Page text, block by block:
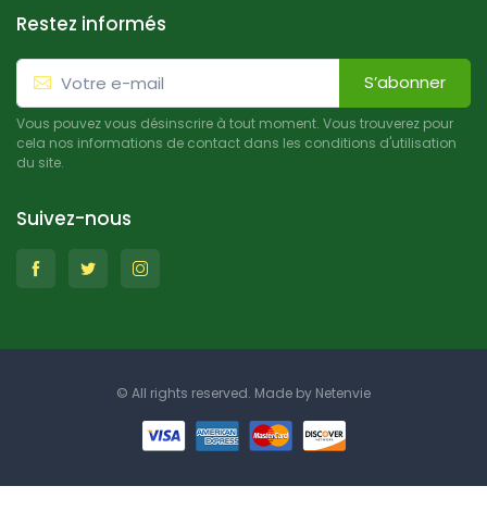
Restez informés
S’abonner
Vous pouvez vous désinscrire à tout moment. Vous trouverez pour
cela nos informations de contact dans les conditions d'utilisation
du site.
Suivez-nous
© All rights reserved. Made by Netenvie